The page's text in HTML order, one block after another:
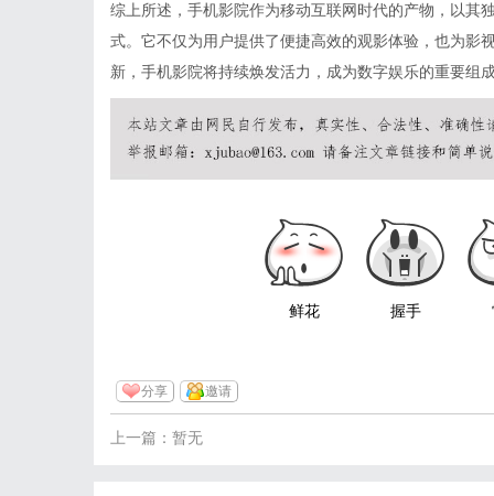
综上所述，手机影院作为移动互联网时代的产物，以其
式。它不仅为用户提供了便捷高效的观影体验，也为影
新，手机影院将持续焕发活力，成为数字娱乐的重要组
鲜花 握手
分享 邀请
上一篇：暂无